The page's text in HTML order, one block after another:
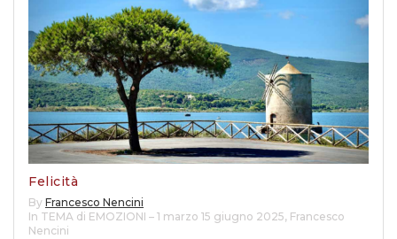
Felicità
By Francesco Nencini
In TEMA di EMOZIONI – 1 marzo 15 giugno 2025, Francesco
Nencini